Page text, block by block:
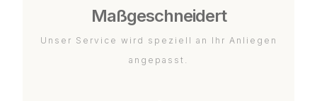
Maßgeschneidert
Unser Service wird speziell an Ihr Anliegen
angepasst.